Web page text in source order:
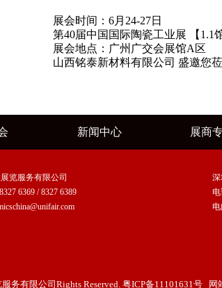
展会时间：6月24-27日
第40届中国国际陶瓷工业展 【1.1
展会地点：广州广交会展馆A区
山西铭泰新材料有限公司 盛邀您莅
新闻中心 展商
览服务有限公司
6369 / 8327 6389
深
电
电
务有限公司Rights Reserved.粤ICP备11101631号 网